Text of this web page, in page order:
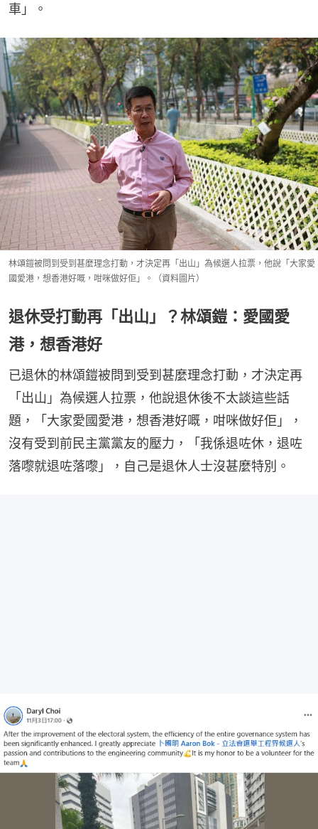
車」。
林頌鎧被問到受到甚麼理念打動，才決定再「出山」為候選人拉票，他說「大家愛
國愛港，想香港好嘅，咁咪做好佢」。（資料圖片）
退休受打動再「出山」？林頌鎧：愛國愛
港，想香港好
已退休的林頌鎧被問到受到甚麼理念打動，才決定再
「出山」為候選人拉票，他說退休後不太談這些話
題，「大家愛國愛港，想香港好嘅，咁咪做好佢」，
沒有受到前民主黨黨友的壓力，「我係退咗休，退咗
落嚟就退咗落嚟」，自己是退休人士沒甚麼特別。